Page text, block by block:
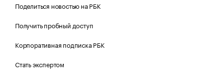
Поделиться новостью на РБК
Получить пробный доступ
Корпоративная подписка РБК
Стать экспертом